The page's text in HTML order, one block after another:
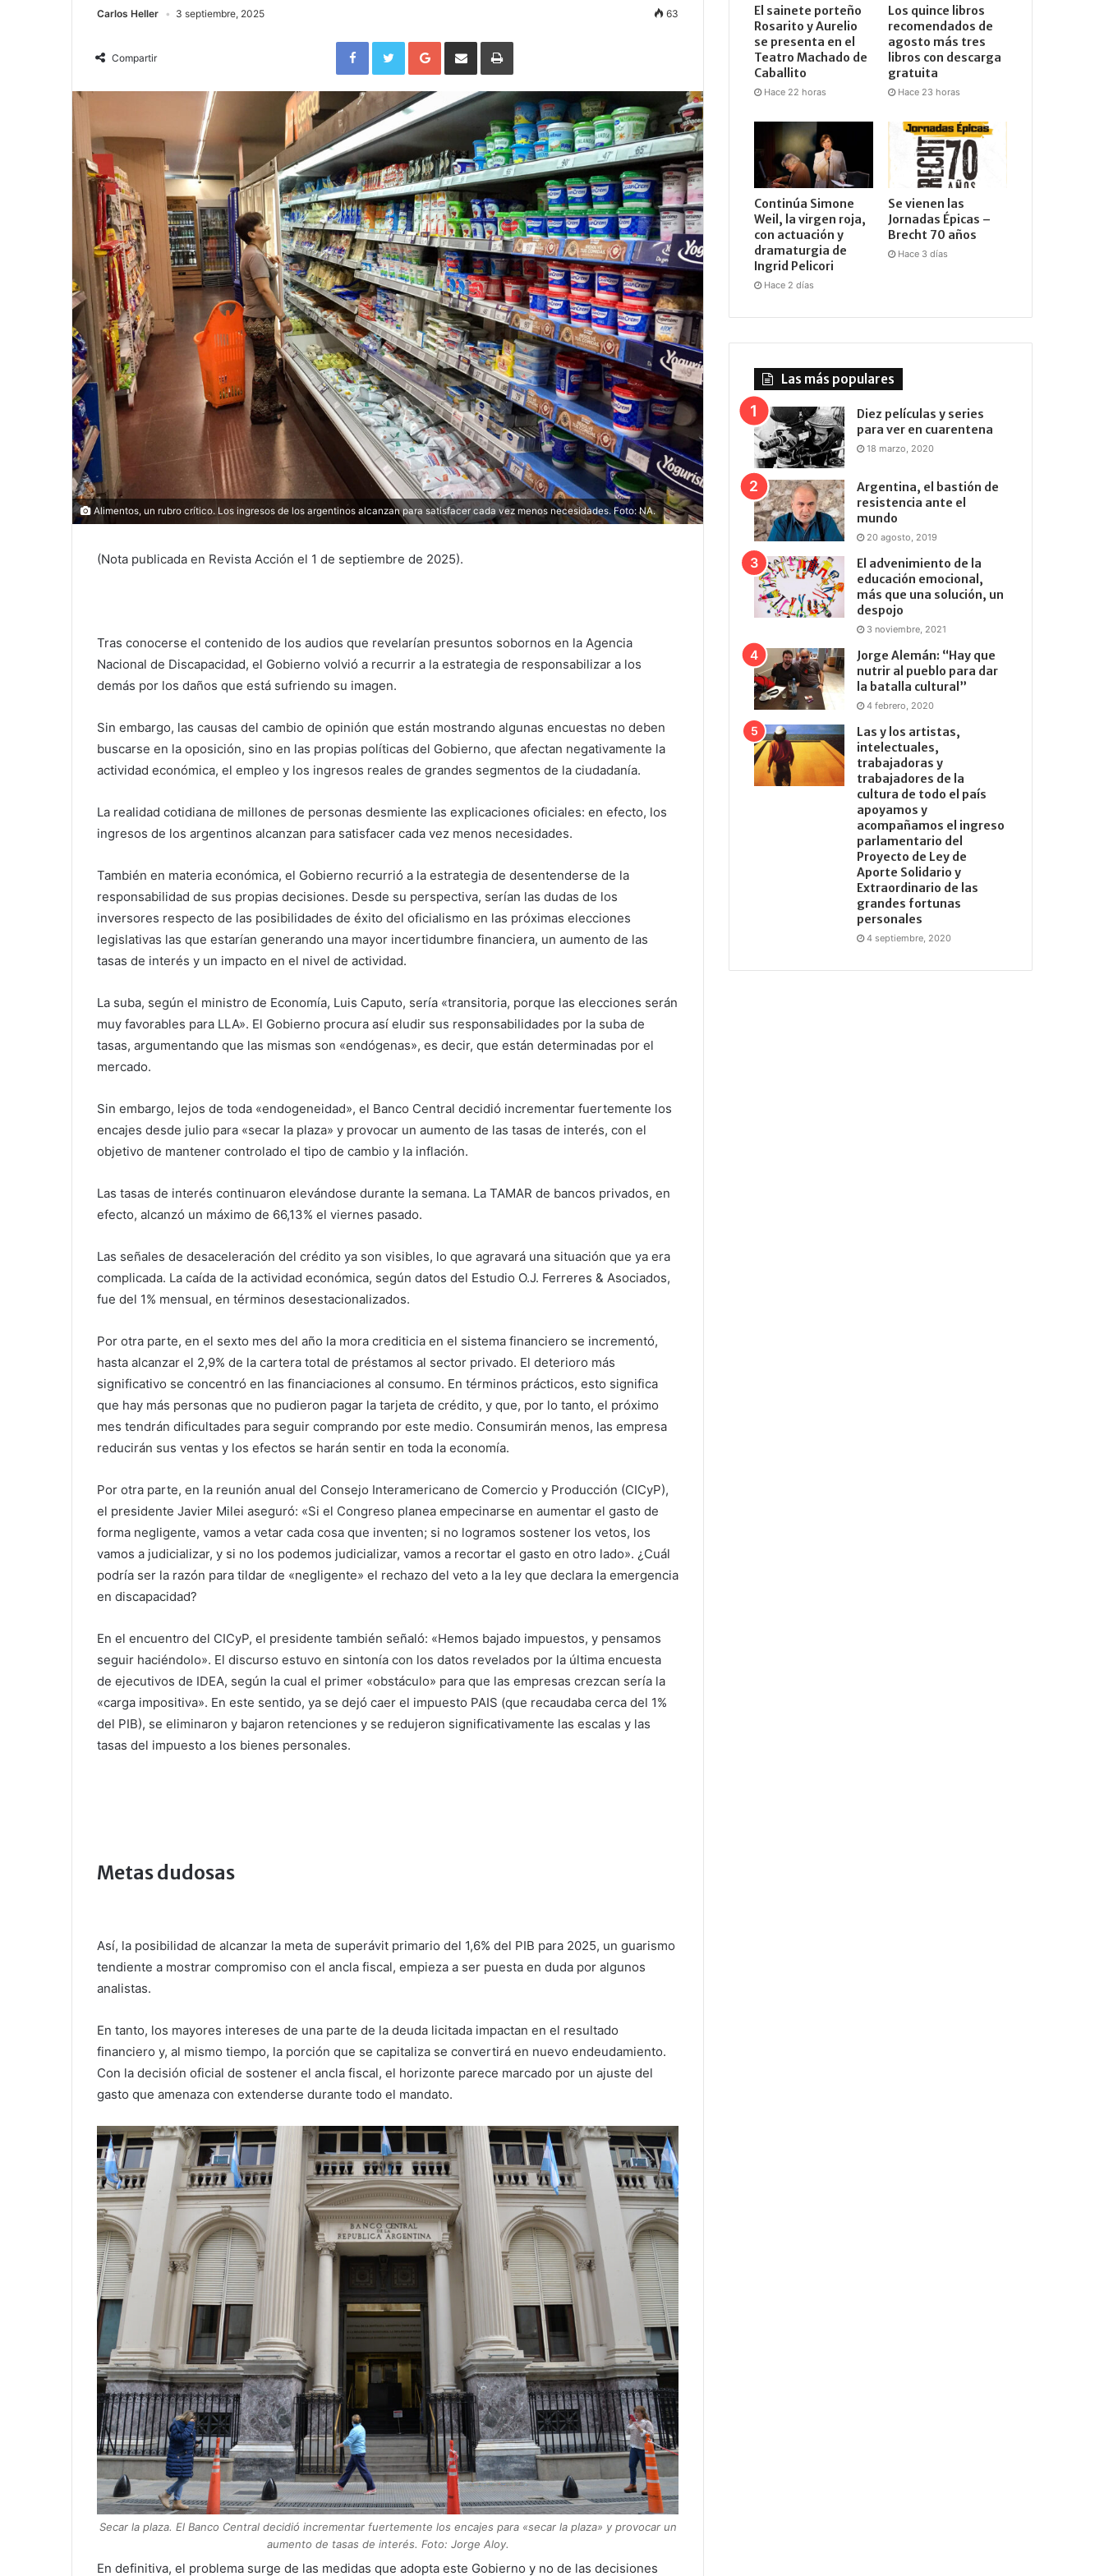
Carlos Heller 3 septiembre, 2025 63
Compartir
FacebookTwitterGoogle+Compartir por correo electrónicoImprimir
Alimentos, un rubro crítico. Los ingresos de los argentinos alcanzan para satisfacer cada vez menos necesidades. Foto: NA.
(Nota publicada en Revista Acción el 1 de septiembre de 2025).
Tras conocerse el contenido de los audios que revelarían presuntos sobornos en la Agencia
Nacional de Discapacidad, el Gobierno volvió a recurrir a la estrategia de responsabilizar a los
demás por los daños que está sufriendo su imagen.
Sin embargo, las causas del cambio de opinión que están mostrando algunas encuestas no deben
buscarse en la oposición, sino en las propias políticas del Gobierno, que afectan negativamente la
actividad económica, el empleo y los ingresos reales de grandes segmentos de la ciudadanía.
La realidad cotidiana de millones de personas desmiente las explicaciones oficiales: en efecto, los
ingresos de los argentinos alcanzan para satisfacer cada vez menos necesidades.
También en materia económica, el Gobierno recurrió a la estrategia de desentenderse de la
responsabilidad de sus propias decisiones. Desde su perspectiva, serían las dudas de los
inversores respecto de las posibilidades de éxito del oficialismo en las próximas elecciones
legislativas las que estarían generando una mayor incertidumbre financiera, un aumento de las
tasas de interés y un impacto en el nivel de actividad.
La suba, según el ministro de Economía, Luis Caputo, sería «transitoria, porque las elecciones serán
muy favorables para LLA». El Gobierno procura así eludir sus responsabilidades por la suba de
tasas, argumentando que las mismas son «endógenas», es decir, que están determinadas por el
mercado.
Sin embargo, lejos de toda «endogeneidad», el Banco Central decidió incrementar fuertemente los
encajes desde julio para «secar la plaza» y provocar un aumento de las tasas de interés, con el
objetivo de mantener controlado el tipo de cambio y la inflación.
Las tasas de interés continuaron elevándose durante la semana. La TAMAR de bancos privados, en
efecto, alcanzó un máximo de 66,13% el viernes pasado.
Las señales de desaceleración del crédito ya son visibles, lo que agravará una situación que ya era
complicada. La caída de la actividad económica, según datos del Estudio O.J. Ferreres & Asociados,
fue del 1% mensual, en términos desestacionalizados.
Por otra parte, en el sexto mes del año la mora crediticia en el sistema financiero se incrementó,
hasta alcanzar el 2,9% de la cartera total de préstamos al sector privado. El deterioro más
significativo se concentró en las financiaciones al consumo. En términos prácticos, esto significa
que hay más personas que no pudieron pagar la tarjeta de crédito, y que, por lo tanto, el próximo
mes tendrán dificultades para seguir comprando por este medio. Consumirán menos, las empresa
reducirán sus ventas y los efectos se harán sentir en toda la economía.
Por otra parte, en la reunión anual del Consejo Interamericano de Comercio y Producción (CICyP),
el presidente Javier Milei aseguró: «Si el Congreso planea empecinarse en aumentar el gasto de
forma negligente, vamos a vetar cada cosa que inventen; si no logramos sostener los vetos, los
vamos a judicializar, y si no los podemos judicializar, vamos a recortar el gasto en otro lado». ¿Cuál
podría ser la razón para tildar de «negligente» el rechazo del veto a la ley que declara la emergencia
en discapacidad?
En el encuentro del CICyP, el presidente también señaló: «Hemos bajado impuestos, y pensamos
seguir haciéndolo». El discurso estuvo en sintonía con los datos revelados por la última encuesta
de ejecutivos de IDEA, según la cual el primer «obstáculo» para que las empresas crezcan sería la
«carga impositiva». En este sentido, ya se dejó caer el impuesto PAIS (que recaudaba cerca del 1%
del PIB), se eliminaron y bajaron retenciones y se redujeron significativamente las escalas y las
tasas del impuesto a los bienes personales.
Metas dudosas
Así, la posibilidad de alcanzar la meta de superávit primario del 1,6% del PIB para 2025, un guarismo
tendiente a mostrar compromiso con el ancla fiscal, empieza a ser puesta en duda por algunos
analistas.
En tanto, los mayores intereses de una parte de la deuda licitada impactan en el resultado
financiero y, al mismo tiempo, la porción que se capitaliza se convertirá en nuevo endeudamiento.
Con la decisión oficial de sostener el ancla fiscal, el horizonte parece marcado por un ajuste del
gasto que amenaza con extenderse durante todo el mandato.
Secar la plaza. El Banco Central decidió incrementar fuertemente los encajes para «secar la plaza» y provocar un
aumento de tasas de interés. Foto: Jorge Aloy.
En definitiva, el problema surge de las medidas que adopta este Gobierno y no de las decisiones
El sainete porteño
Rosarito y Aurelio
se presenta en el
Teatro Machado de
Caballito
Hace 22 horas
Los quince libros
recomendados de
agosto más tres
libros con descarga
gratuita
Hace 23 horas
Continúa Simone
Weil, la virgen roja,
con actuación y
dramaturgia de
Ingrid Pelicori
Hace 2 días
Se vienen las
Jornadas Épicas –
Brecht 70 años
Hace 3 días
Las más populares
Diez películas y series
para ver en cuarentena
18 marzo, 2020
Argentina, el bastión de
resistencia ante el
mundo
20 agosto, 2019
El advenimiento de la
educación emocional,
más que una solución, un
despojo
3 noviembre, 2021
Jorge Alemán: “Hay que
nutrir al pueblo para dar
la batalla cultural”
4 febrero, 2020
Las y los artistas,
intelectuales,
trabajadoras y
trabajadores de la
cultura de todo el país
apoyamos y
acompañamos el ingreso
parlamentario del
Proyecto de Ley de
Aporte Solidario y
Extraordinario de las
grandes fortunas
personales
4 septiembre, 2020